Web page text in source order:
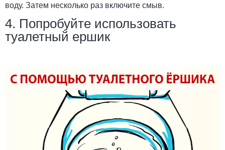
воду. Затем несколько раз включите смыв.
4. Попробуйте использовать
туалетный ершик